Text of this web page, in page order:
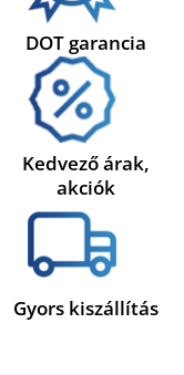
DOT garancia
Kedvező árak,
akciók
Gyors kiszállítás